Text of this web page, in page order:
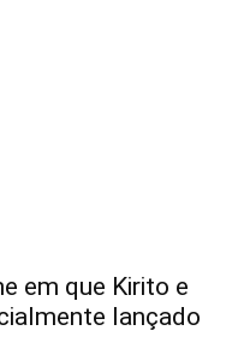
em que Kirito e
lançado